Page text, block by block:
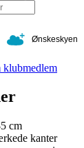
Ønskeskyen
klubmedlem
cm
kanter